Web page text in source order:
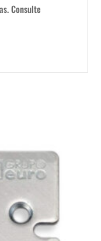
Consulte